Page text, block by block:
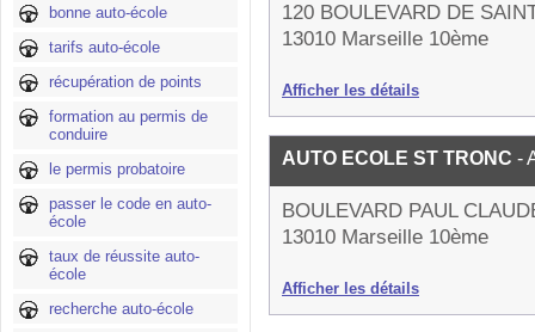
bonne auto-école
tarifs auto-école
récupération de points
formation au permis de
conduire
le permis probatoire
passer le code en auto-
école
taux de réussite auto-
école
recherche auto-école
120 BOULEVARD DE
13010 Marseille 10ème
Afficher les détails
AUTO ECOLE ST TRONC -
BOULEVARD PAUL
13010 Marseille 10ème
Afficher les détails